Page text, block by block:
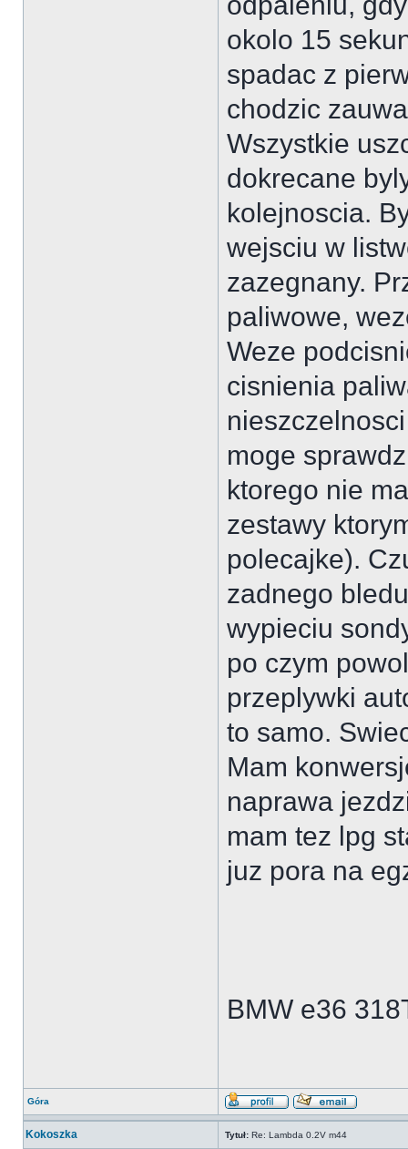
okolo 15
spadac z
chodzic
Wszystkie
dokrecane
kolejnoscia.
wejsciu w
zazegnany.
paliwowe,
Weze
cisnienia
moge
ktorego nie
zestawy
polecajke).
zadnego
wypieciu
po czym
przeplywki
to samo.
Mam
naprawa
mam tez lpg
juz pora na
BMW e36
Góra
Kokoszka Tytuł: Re: Lambda 0.2V m44